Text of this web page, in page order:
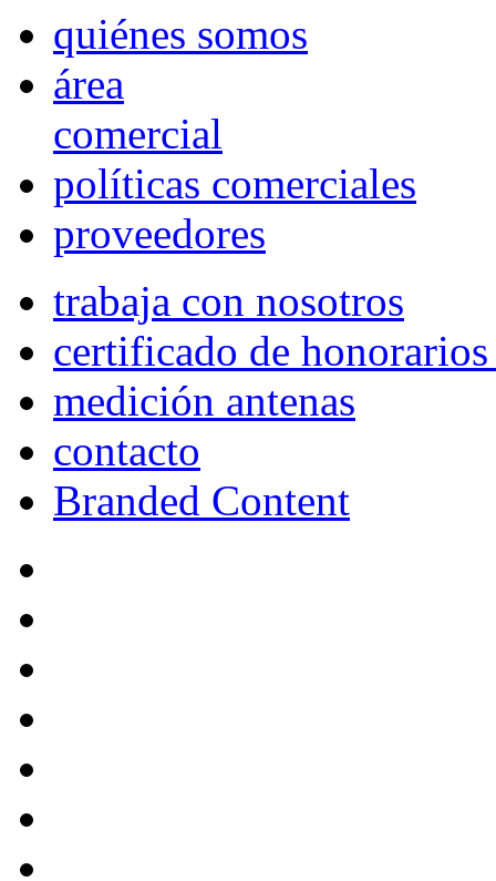
quiénes somos
área
comercial
políticas comerciales
proveedores
trabaja con nosotros
certificado de
medición antenas
contacto
Branded Content